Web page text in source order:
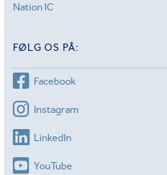
Nation IC
FØLG OS PÅ:
Facebook
Instagram
LinkedIn
YouTube